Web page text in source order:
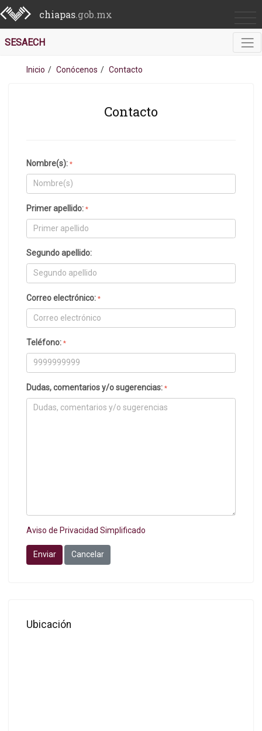
chiapas.gob.mx
SESAECH
Inicio Conócenos Contacto
Contacto
Nombre(s): *
Primer apellido: *
Segundo apellido:
Correo electrónico: *
Teléfono: *
Dudas, comentarios y/o sugerencias: *
Aviso de Privacidad Simplificado
Enviar Cancelar
Ubicación